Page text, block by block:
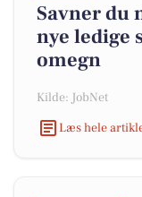
Savner du
nye ledige
omegn
Kilde: JobNet
Læs hele